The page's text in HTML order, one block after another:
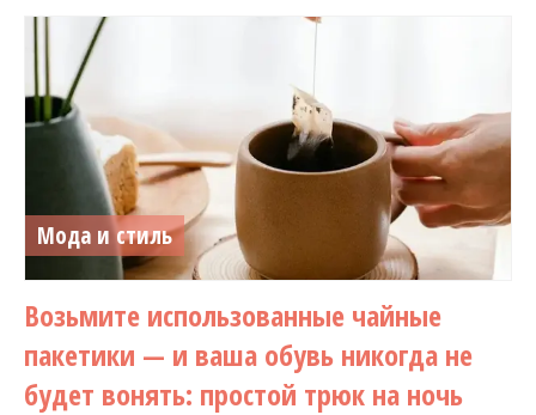
Мода и стиль
Возьмите использованные чайные
пакетики — и ваша обувь никогда не
будет вонять: простой трюк на ночь